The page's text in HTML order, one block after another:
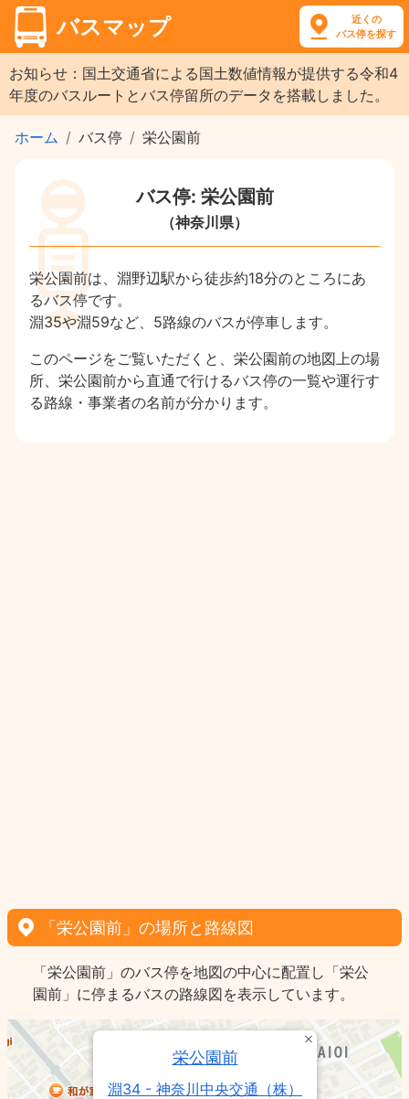
バスマップ
近くの
バス停を探す
お知らせ：国土交通省による国土数値情報が提供する令和4
年度のバスルートとバス停留所のデータを搭載しました。
ホーム バス停 栄公園前
バス停: 栄公園前
（神奈川県）
栄公園前は、淵野辺駅から徒歩約18分のところにあ
るバス停です。
淵35や淵59など、5路線のバスが停車します。
このページをご覧いただくと、栄公園前の地図上の場
所、栄公園前から直通で行けるバス停の一覧や運行す
る路線・事業者の名前が分かります。
「栄公園前」の場所と路線図
「栄公園前」のバス停を地図の中心に配置し「栄公
園前」に停まるバスの路線図を表示しています。
栄公園前
淵34 - 神奈川中央交通（株）